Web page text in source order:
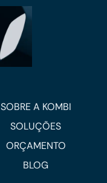
SOBRE A KOMBI
SOLUÇÕES
ORÇAMENTO
BLOG